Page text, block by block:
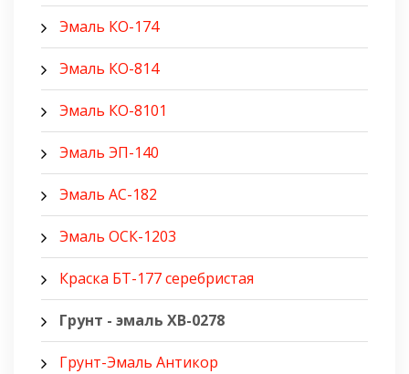
Эмаль КО-174
Эмаль КО-814
Эмаль КО-8101
Эмаль ЭП-140
Эмаль АС-182
Эмаль ОСК-1203
Краска БТ-177 серебристая
Грунт - эмаль ХВ-0278
Грунт-Эмаль Антикор